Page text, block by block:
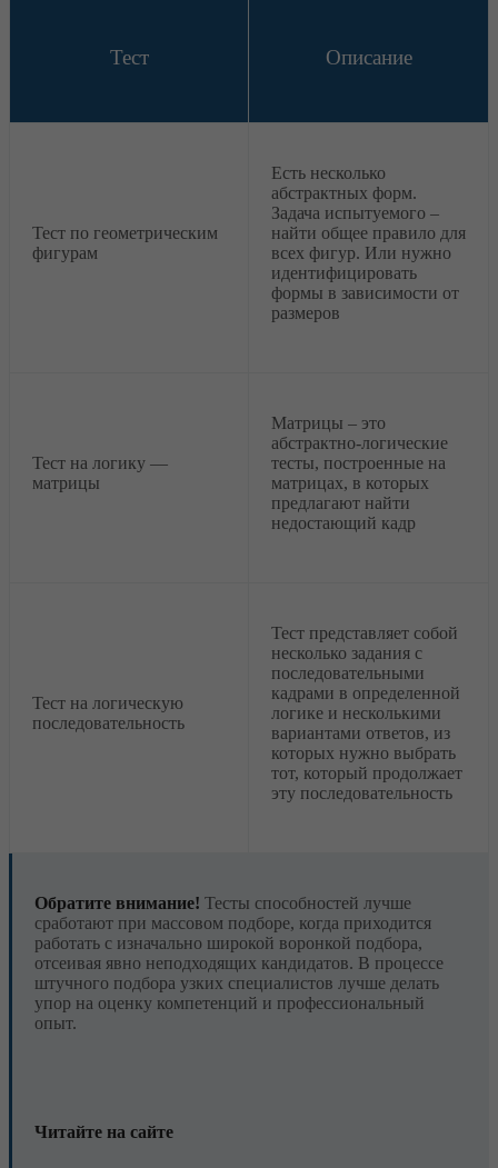
Тест Описание
Тест по геометрическим
фигурам
Есть несколько
абстрактных форм.
Задача испытуемого –
найти общее правило для
всех фигур. Или нужно
идентифицировать
формы в зависимости от
размеров
Тест на логику —
матрицы
Матрицы – это
абстрактно-логические
тесты, построенные на
матрицах, в которых
предлагают найти
недостающий кадр
Тест на логическую
последовательность
Тест представляет собой
несколько задания с
последовательными
кадрами в определенной
логике и несколькими
вариантами ответов, из
которых нужно выбрать
тот, который продолжает
эту последовательность
Обратите внимание! Тесты способностей лучше
сработают при массовом подборе, когда приходится
работать с изначально широкой воронкой подбора,
отсеивая явно неподходящих кандидатов. В процессе
штучного подбора узких специалистов лучше делать
упор на оценку компетенций и профессиональный
опыт.
Читайте на сайте